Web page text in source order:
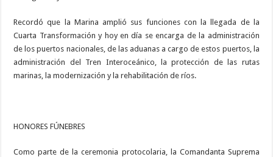
Recordó que la Marina amplió sus funciones con la llegada de la
Cuarta Transformación y hoy en día se encarga de la administración
de los puertos nacionales, de las aduanas a cargo de estos puertos, la
administración del Tren Interoceánico, la protección de las rutas
marinas, la modernización y la rehabilitación de ríos.
HONORES FÚNEBRES
Como parte de la ceremonia protocolaria, la Comandanta Suprema